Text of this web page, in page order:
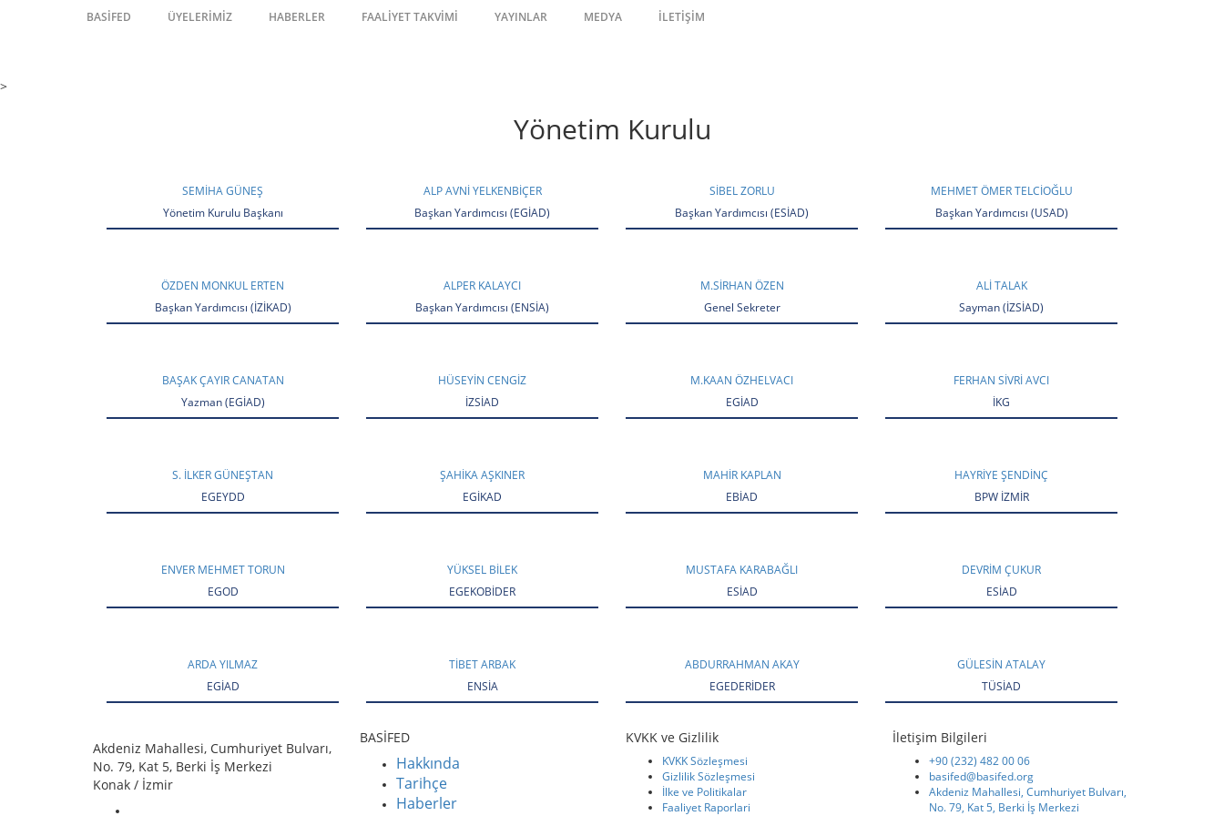
BASİFED ÜYELERİMİZ HABERLER FAALİYET TAKVİMİ YAYINLAR MEDYA İLETİŞİM
>
Yönetim Kurulu
SEMIHA GÜNEŞ
Yönetim Kurulu Başkanı
ALP AVNI YELKENBİÇER
Başkan Yardımcısı (EGİAD)
SIBEL ZORLU
Başkan Yardımcısı (ESİAD)
MEHMET ÖMER TELCİOĞLU
Başkan Yardımcısı (USAD)
ÖZDEN MONKUL ERTEN
Başkan Yardımcısı (İZİKAD)
ALPER KALAYCI
Başkan Yardımcısı (ENSİA)
M.SIRHAN ÖZEN
Genel Sekreter
ALI TALAK
Sayman (İZSİAD)
BAŞAK ÇAYIR CANATAN
Yazman (EGİAD)
HÜSEYIN CENGİZ
İZSİAD
M.KAAN ÖZHELVACI
EGİAD
FERHAN SİVRİ AVCI
İKG
S. İLKER GÜNEŞTAN
EGEYDD
ŞAHIKA AŞKINER
EGİKAD
MAHIR KAPLAN
EBİAD
HAYRIYE ŞENDİNÇ
BPW İZMİR
ENVER MEHMET TORUN
EGOD
YÜKSEL BİLEK
EGEKOBİDER
MUSTAFA KARABAĞLI
ESİAD
DEVRIM ÇUKUR
ESİAD
ARDA YILMAZ
EGİAD
TIBET ARBAK
ENSİA
ABDURRAHMAN AKAY
EGEDERİDER
GÜLESIN ATALAY
TÜSİAD
Akdeniz Mahallesi, Cumhuriyet Bulvarı,
No. 79, Kat 5, Berki İş Merkezi
Konak / İzmir
BASİFED
Hakkında
Tarihçe
Haberler
KVKK ve Gizlilik
KVKK Sözleşmesi
Gizlilik Sözleşmesi
İlke ve Politikalar
Faaliyet Raporlari
İletişim Bilgileri
+90 (232) 482 00 06
basifed@basifed.org
Akdeniz Mahallesi, Cumhuriyet Bulvarı,
No. 79, Kat 5, Berki İş Merkezi